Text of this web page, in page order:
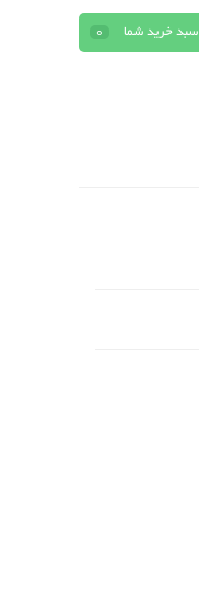
سبد خرید شما 0